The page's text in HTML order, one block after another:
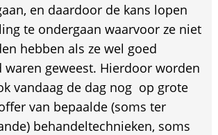
en daardoor de kans lopen
te ondergaan waarvoor ze niet
hebben als ze wel goed
waren geweest. Hierdoor worden
vandaag de dag nog  op grote
van bepaalde (soms ter
behandeltechnieken, soms